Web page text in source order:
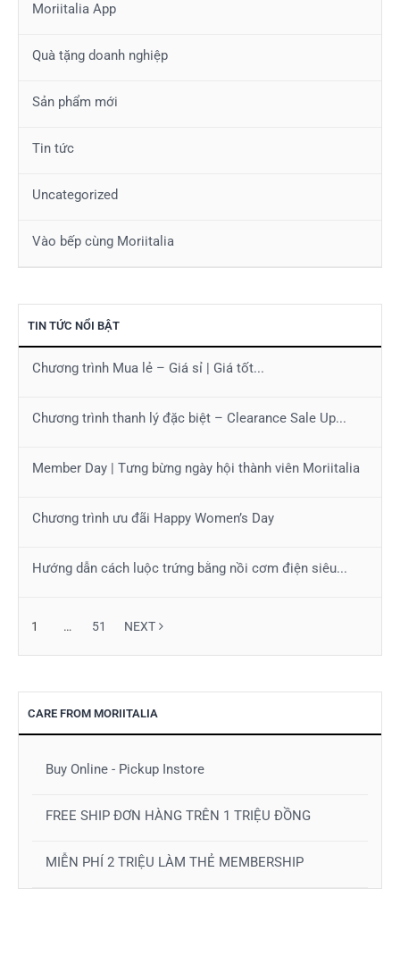
Moriitalia App
Quà tặng doanh nghiệp
Sản phẩm mới
Tin tức
Uncategorized
Vào bếp cùng Moriitalia
TIN TỨC NỔI BẬT
Chương trình Mua lẻ – Giá sỉ | Giá tốt...
Chương trình thanh lý đặc biệt – Clearance Sale Up...
Member Day | Tưng bừng ngày hội thành viên Moriitalia
Chương trình ưu đãi Happy Women’s Day
Hướng dẫn cách luộc trứng bằng nồi cơm điện siêu...
1 … 51 NEXT
CARE FROM MORIITALIA
Buy Online - Pickup Instore
FREE SHIP ĐƠN HÀNG TRÊN 1 TRIỆU ĐỒNG
MIỄN PHÍ 2 TRIỆU LÀM THẺ MEMBERSHIP